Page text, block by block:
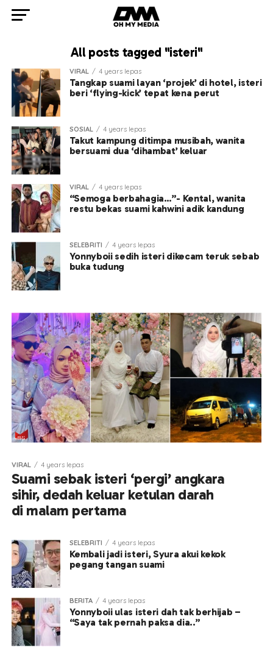
All posts tagged "isteri"
VIRAL 4 years lepas
Tangkap suami layan ‘projek’ di hotel, isteri
beri ‘flying-kick’ tepat kena perut
SOSIAL 4 years lepas
Takut kampung ditimpa musibah, wanita
bersuami dua ‘dihambat’ keluar
VIRAL 4 years lepas
“Semoga berbahagia…”- Kental, wanita
restu bekas suami kahwini adik kandung
SELEBRITI 4 years lepas
Yonnyboii sedih isteri dikecam teruk sebab
buka tudung
VIRAL 4 years lepas
Suami sebak isteri ‘pergi’ angkara
sihir, dedah keluar ketulan darah
di malam pertama
SELEBRITI 4 years lepas
Kembali jadi isteri, Syura akui kekok
pegang tangan suami
BERITA 4 years lepas
Yonnyboii ulas isteri dah tak berhijab –
“Saya tak pernah paksa dia..”